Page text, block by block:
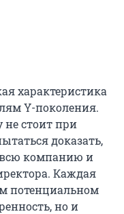
характеристика
Y-поколения.
не стоит при
доказать,
компанию и
Каждая
потенциальном
но и